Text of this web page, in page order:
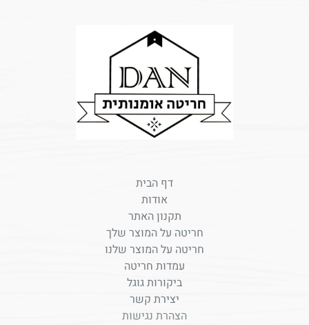
דף הבית
אודות
תקנון האתר
חריטה על המוצר שלך
חריטה על המוצר שלנו
עמדות חריטה
ביקורות גוגל
יצירת קשר
הצהרת נגישות